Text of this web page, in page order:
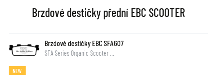
Brzdové destičky přední EBC SCOOTER
Brzdové destičky EBC SFA607
SFA Series Organic Scooter …
NEW